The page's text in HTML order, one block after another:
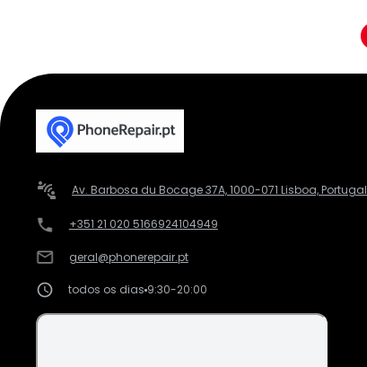
Av. Barbosa du Bocage 37A, 1000-071 Lisboa, Portugal
+351 21 020 5166924104949
geral@phonerepair.pt
todos os dias 9:30-20:00